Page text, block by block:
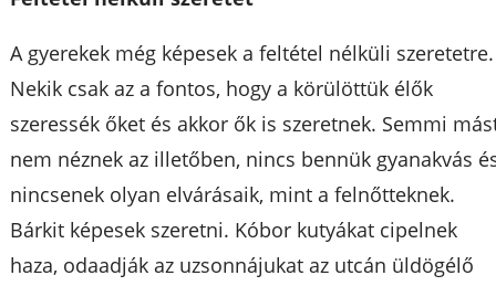
A gyerekek még képesek a feltétel nélküli szeretetre.
Nekik csak az a fontos, hogy a körülöttük élők
szeressék őket és akkor ők is szeretnek. Semmi
nem néznek az illetőben, nincs bennük gyanakvás
nincsenek olyan elvárásaik, mint a felnőtteknek.
Bárkit képesek szeretni. Kóbor kutyákat cipelnek
haza, odaadják az uzsonnájukat az utcán üldögélő